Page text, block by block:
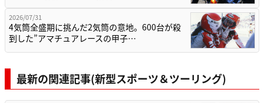
2026/07/31
4気筒全盛期に挑んだ2気筒の意地。600台が殺
到した”アマチュアレースの甲子…
最新の関連記事(新型スポーツ＆ツーリング)